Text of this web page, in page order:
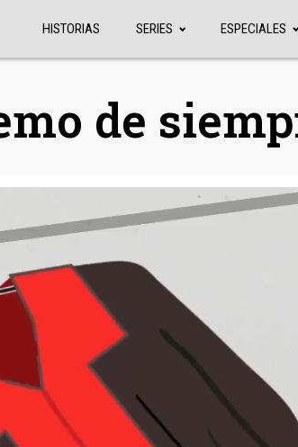
HISTORIAS SERIES ESPECIALES
de